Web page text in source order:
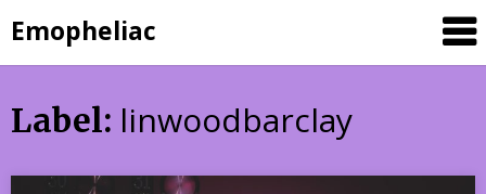
to
content
Emopheliac
Label: linwoodbarclay